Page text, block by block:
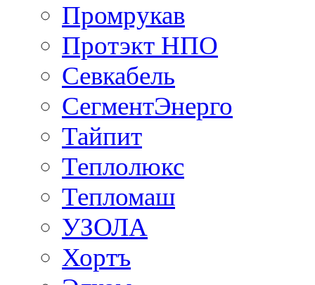
Промрукав
Протэкт НПО
Севкабель
СегментЭнерго
Тайпит
Теплолюкс
Тепломаш
УЗОЛА
Хортъ